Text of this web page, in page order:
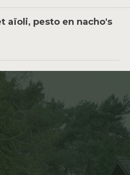
aïoli, pesto en nacho's